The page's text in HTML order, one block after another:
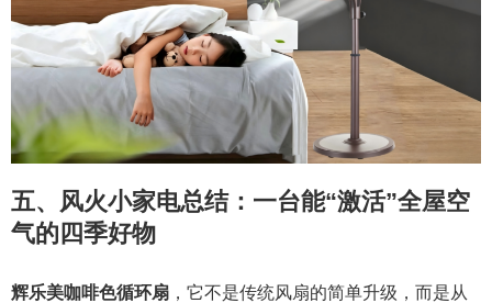
五、风火小家电总结：一台能“激活”全屋空
气的四季好物
辉乐美咖啡色循环扇 ，它不是传统风扇的简单升级，而是从